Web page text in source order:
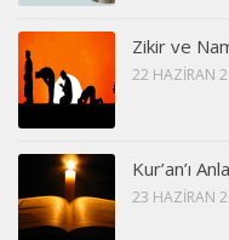
Zikir ve
22 HAZIRAN
Kur’an’ı
23 HAZIRAN